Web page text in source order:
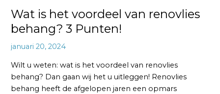
Wat is het voordeel van renovlies
behang? 3 Punten!
januari 20, 2024
Wilt u weten: wat is het voordeel van renovlies
behang? Dan gaan wij het u uitleggen! Renovlies
behang heeft de afgelopen jaren een opmars